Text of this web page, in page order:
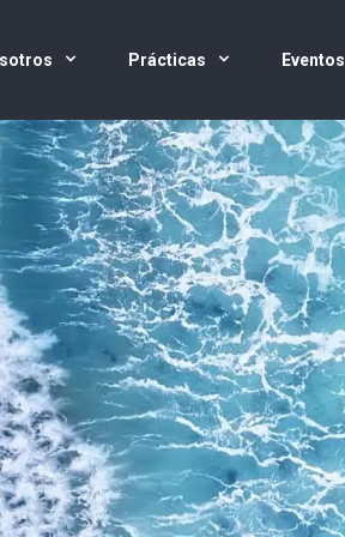
Prácticas Eventos